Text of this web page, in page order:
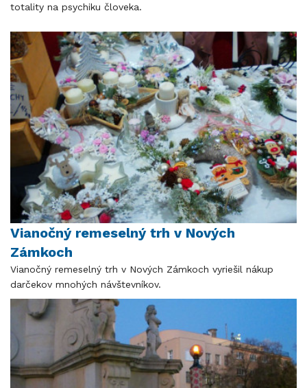
totality na psychiku človeka.
Vianočný remeselný trh v Nových
Zámkoch
Vianočný remeselný trh v Nových Zámkoch vyriešil nákup
darčekov mnohých návštevníkov.